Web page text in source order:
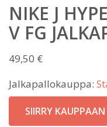
NIKE J
V FG
49,50 €
Jalkapallokauppa:
SIIRRY